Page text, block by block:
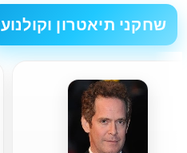
שחקני תיאטרון וקולנוע